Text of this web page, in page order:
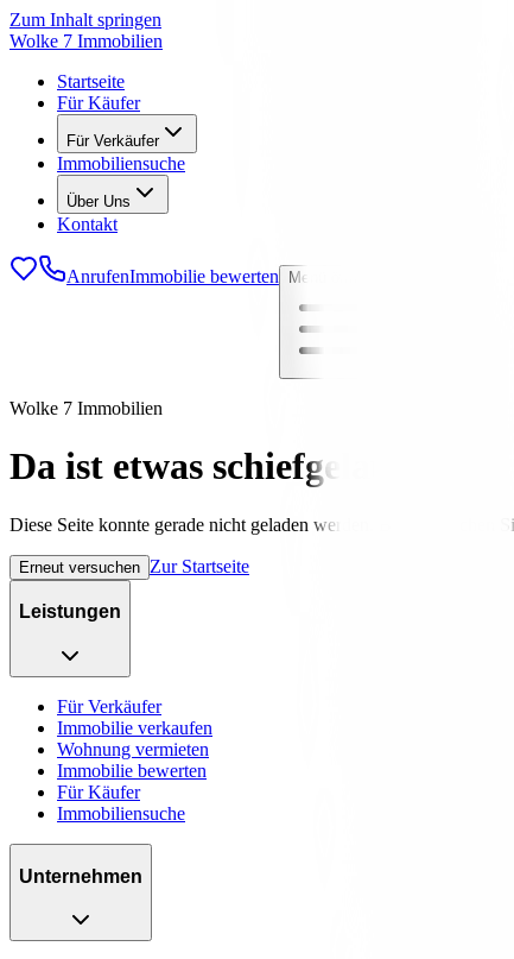
Zum Inhalt springen
Wolke 7 Immobilien
Startseite
Für Käufer
Für Verkäufer
Immobiliensuche
Über Uns
Kontakt
AnrufenImmobilie bewerten Menü öffnen
Wolke 7 Immobilien
Da ist etwas schiefgelaufen
Diese Seite konnte gerade nicht geladen werden. Bitte versuchen
Erneut versuchen Zur Startseite
Leistungen
Für Verkäufer
Immobilie verkaufen
Wohnung vermieten
Immobilie bewerten
Für Käufer
Immobiliensuche
Unternehmen